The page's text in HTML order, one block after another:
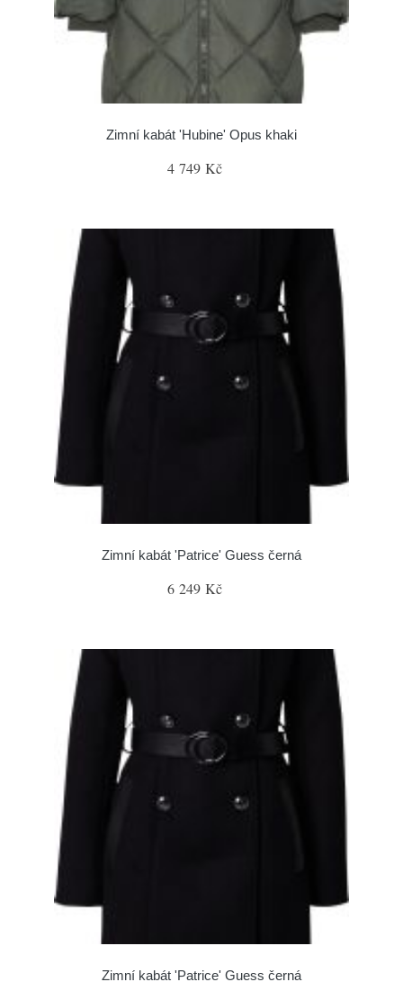
Zimní kabát 'Hubine' Opus khaki
4 749 Kč
Zimní kabát 'Patrice' Guess černá
6 249 Kč
Zimní kabát 'Patrice' Guess černá